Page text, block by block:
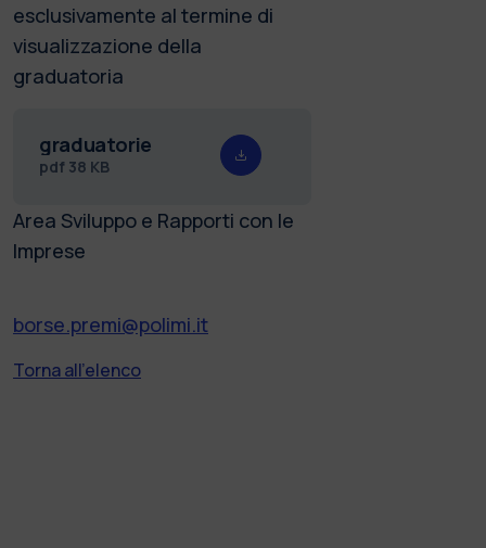
esclusivamente al termine di
visualizzazione della
graduatoria
graduatorie
pdf 38 KB
Area Sviluppo e Rapporti con le
Imprese
borse.premi@polimi.it
Torna all'elenco